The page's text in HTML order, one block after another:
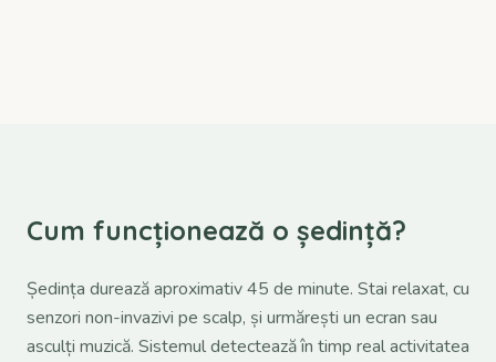
Cum funcționează o ședință?
Ședința durează aproximativ 45 de minute. Stai relaxat, cu
senzori non-invazivi pe scalp, și urmărești un ecran sau
asculți muzică. Sistemul detectează în timp real activitatea